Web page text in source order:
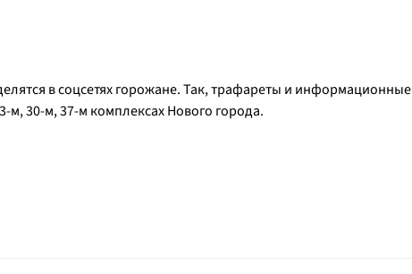
в соцсетях горожане. Так, трафареты и информационные
м, 30-м, 37-м комплексах Нового города.